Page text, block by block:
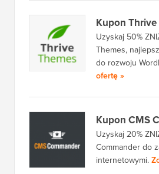
Kupon Thrive
Uzyskaj 50%
Themes,
do rozwoju
ofertę »
Kupon CMS
Uzyskaj 20%
Commander do
internetowymi.